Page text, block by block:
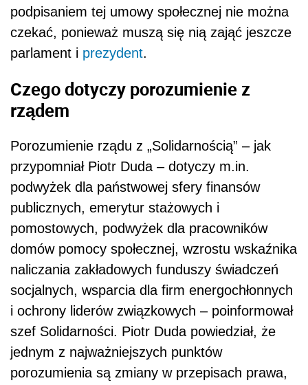
podpisaniem tej umowy społecznej nie można
czekać, ponieważ muszą się nią zająć jeszcze
parlament i prezydent.
Czego dotyczy porozumienie z
rządem
Porozumienie rządu z „Solidarnością” – jak
przypomniał Piotr Duda – dotyczy m.in.
podwyżek dla państwowej sfery finansów
publicznych, emerytur stażowych i
pomostowych, podwyżek dla pracowników
domów pomocy społecznej, wzrostu wskaźnika
naliczania zakładowych funduszy świadczeń
socjalnych, wsparcia dla firm energochłonnych
i ochrony liderów związkowych – poinformował
szef Solidarności. Piotr Duda powiedział, że
jednym z najważniejszych punktów
porozumienia są zmiany w przepisach prawa,